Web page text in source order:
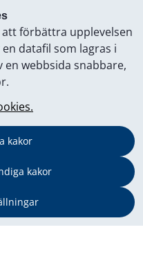
att förbättra upplevelsen
datafil som lagras i
webbsida snabbare,
kakor
kakor